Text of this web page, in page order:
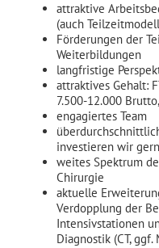
attraktive
(auch
Förderungen der
Weiterbildungen
langfristige
attraktives Gehalt:
7.500-12.000
engagiertes Team
investieren wir
weites Spektrum
Chirurgie
aktuelle
Verdopplung der
Intensivstationen
Diagnostik (CT, ggf.